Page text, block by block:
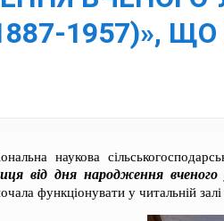
1957)»,
наукова
від дня народження вченого
функціонувати у читальній